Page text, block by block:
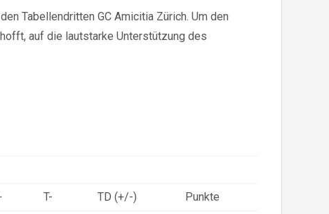
Tabellendritten GC Amicitia Zürich. Um den
auf die lautstarke Unterstützung des
T- TD (+/-) Punkte